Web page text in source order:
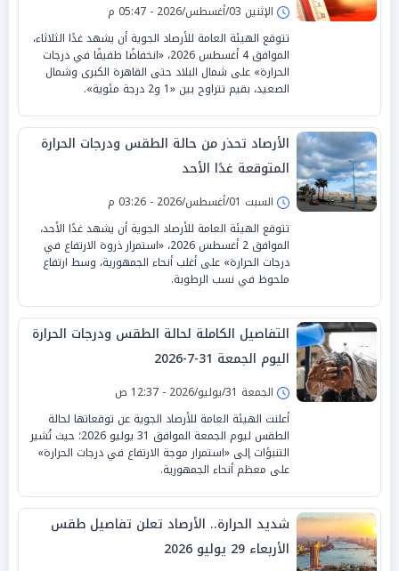
الإثنين 03/أغسطس/2026 - 05:47 م
تتوقع الهيئة العامة للأرصاد الجوية أن يشهد غدًا الثلاثاء،
الموافق 4 أغسطس 2026، «انخفاضًا طفيفًا في درجات
الحرارة» على شمال البلاد حتى القاهرة الكبرى وشمال
الصعيد، بقيم تتراوح بين «1 و2 درجة مئوية».
الأرصاد تحذر من حالة الطقس ودرجات الحرارة
المتوقعة غدًا الأحد
السبت 01/أغسطس/2026 - 03:26 م
تتوقع الهيئة العامة للأرصاد الجوية أن يشهد غدًا الأحد،
الموافق 2 أغسطس 2026، «استمرار ذروة الارتفاع في
درجات الحرارة» على أغلب أنحاء الجمهورية، وسط ارتفاع
ملحوظ في نسب الرطوبة.
التفاصيل الكاملة لحالة الطقس ودرجات الحرارة
اليوم الجمعة 31-7-2026
الجمعة 31/يوليو/2026 - 12:37 ص
أعلنت الهيئة العامة للأرصاد الجوية عن توقعاتها لحالة
الطقس ليوم الجمعة الموافق 31 يوليو 2026؛ حيث تُشير
التنبؤات إلى «استمرار موجة الارتفاع في درجات الحرارة»
على معظم أنحاء الجمهورية.
شديد الحرارة.. الأرصاد تعلن تفاصيل طقس
الأربعاء 29 يوليو 2026